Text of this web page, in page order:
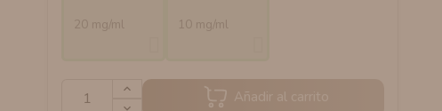
20 mg/ml 10 mg/ml
Añadir al carrito